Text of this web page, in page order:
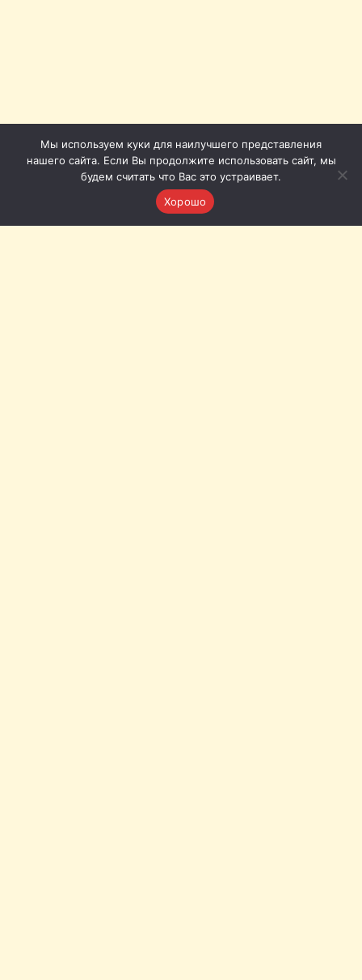
Мы используем куки для наилучшего представления
нашего сайта. Если Вы продолжите использовать сайт, мы
будем считать что Вас это устраивает.
Хорошо